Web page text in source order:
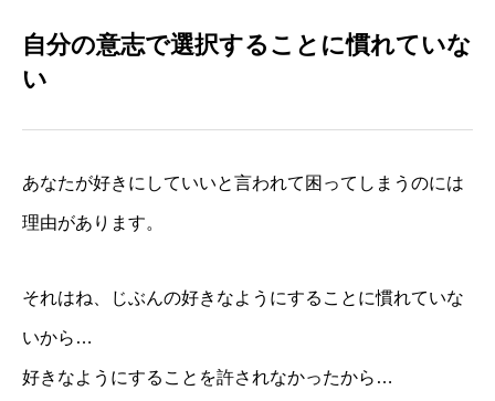
自分の意志で選択することに慣れていな
い
あなたが好きにしていいと言われて困ってしまうのには
理由があります。
それはね、じぶんの好きなようにすることに慣れていな
いから…
好きなようにすることを許されなかったから…